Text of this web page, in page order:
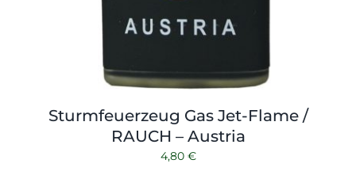
Sturmfeuerzeug Gas Jet-Flame /
RAUCH – Austria
4,80 €